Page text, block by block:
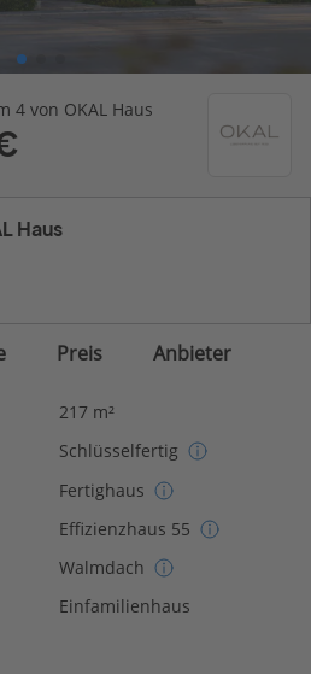
4 von OKAL Haus
Haus
Preis Anbieter
217 m²
Schlüsselfertig
Fertighaus
Effizienzhaus 55
Walmdach
Einfamilienhaus